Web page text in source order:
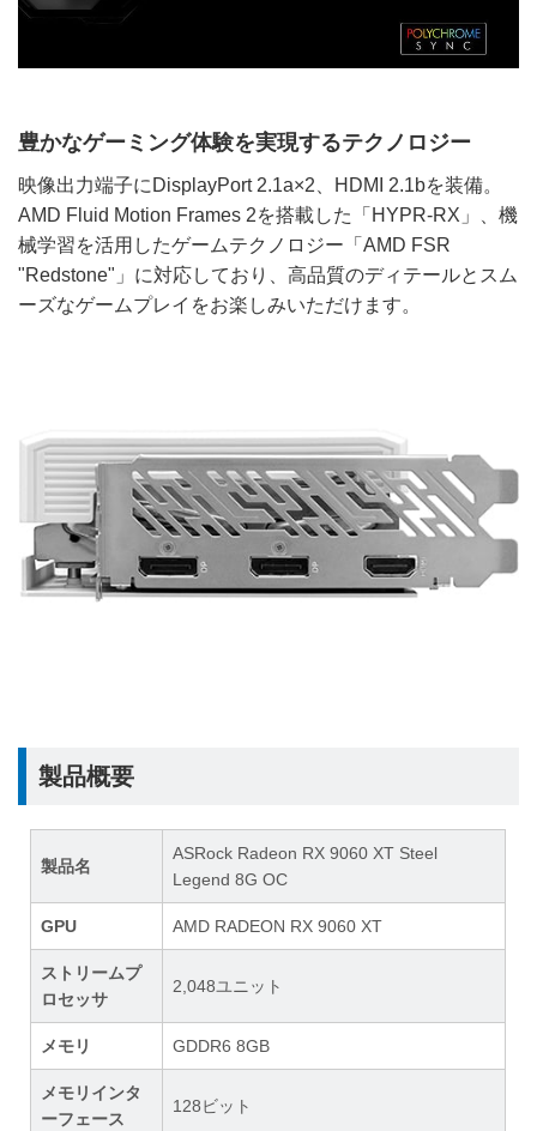
豊かなゲーミング体験を実現するテクノロジー
映像出力端子にDisplayPort 2.1a×2、HDMI 2.1bを装備。
AMD Fluid Motion Frames 2を搭載した「HYPR-RX」、機
械学習を活用したゲームテクノロジー「AMD FSR
"Redstone"」に対応しており、高品質のディテールとスム
ーズなゲームプレイをお楽しみいただけます。
製品概要
製品名
ASRock Radeon RX 9060 XT Steel
Legend 8G OC
GPU AMD RADEON RX 9060 XT
ストリームプ
ロセッサ
2,048ユニット
メモリ GDDR6 8GB
メモリインタ
ーフェース
128ビット